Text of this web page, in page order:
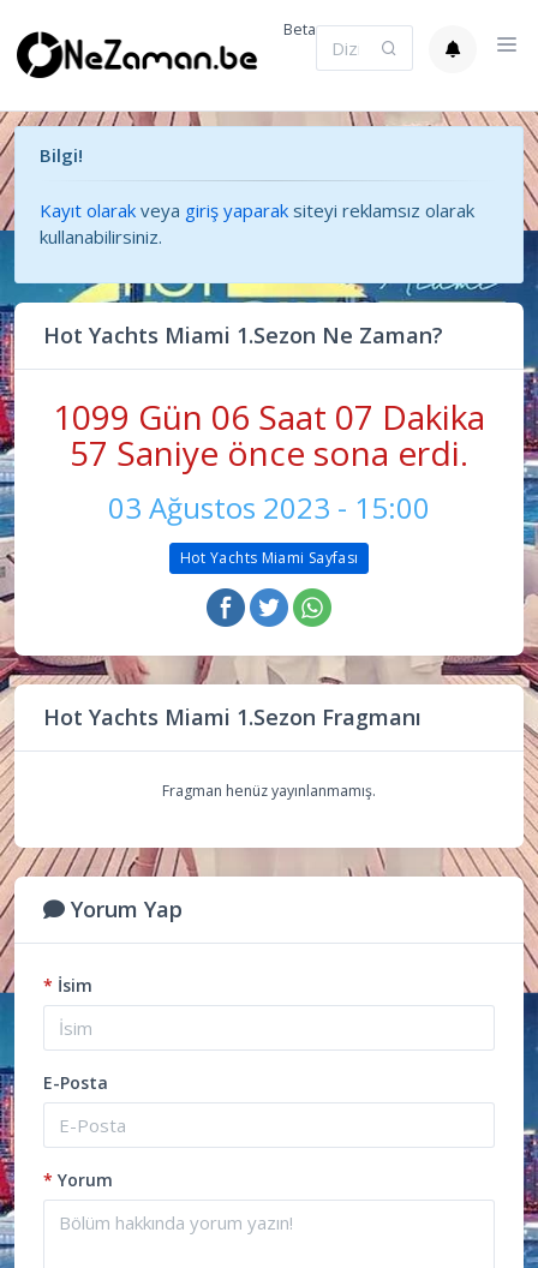
Beta
Bilgi!
Kayıt olarak veya giriş yaparak siteyi reklamsız olarak
kullanabilirsiniz.
Hot Yachts Miami 1.Sezon Ne Zaman?
1099 Gün 06 Saat 07 Dakika
57 Saniye önce sona erdi.
03 Ağustos 2023 - 15:00
Hot Yachts Miami Sayfası
Hot Yachts Miami 1.Sezon Fragmanı
Fragman henüz yayınlanmamış.
Yorum Yap
* İsim
E-Posta
* Yorum